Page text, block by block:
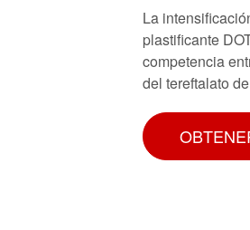
La
plastificante
competencia
del tereftalato